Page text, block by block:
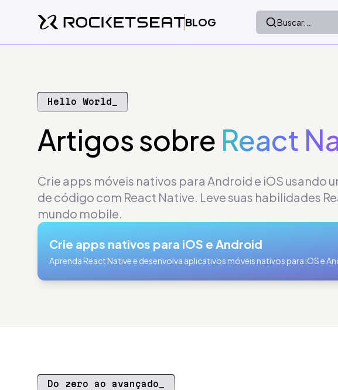
BLOG Buscar...
Hello World_
Artigossobre React
Crie apps móveis nativos para Android e iOS usando
de código com React Native. Leve suas habilidades
mundo mobile.
Crie apps nativos para iOS e Android
Aprenda React Native e desenvolva aplicativos móveis nativos para iOS e
Do zero ao avançado_